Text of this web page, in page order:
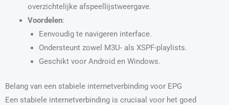
overzichtelijke afspeellijstweergave.
Voordelen:
Eenvoudig te navigeren interface.
Ondersteunt zowel M3U- als XSPF-playlists.
Geschikt voor Android en Windows.
Belang van een stabiele internetverbinding voor EPG
Een stabiele internetverbinding is cruciaal voor het goed